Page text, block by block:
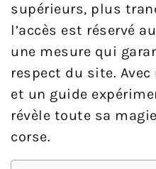
supérieurs, plus
l’accès est réservé
une mesure qui
respect du site.
et un guide
révèle toute sa
corse.